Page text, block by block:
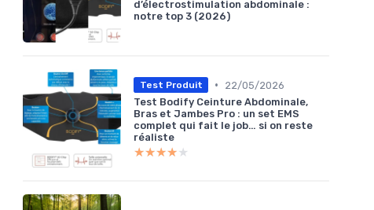
d’électrostimulation abdominale :
notre top 3 (2026)
Test Produit •
22/05/2026
Test Bodify Ceinture Abdominale,
Bras et Jambes Pro : un set EMS
complet qui fait le job… si on reste
réaliste
★★★★★
★★★★★